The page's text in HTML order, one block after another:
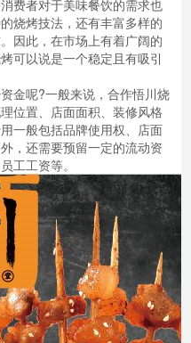
费者对于美味餐饮的需求也
烧烤技法，还有丰富多样的
因此，在市场上有着广阔的
可以说是一个稳定且有吸引
呢?一般来说，合作悟川烧
位置、店面面积、装修风格
一般包括品牌使用权、店面
，还需要预留一定的流动资
工工资等。